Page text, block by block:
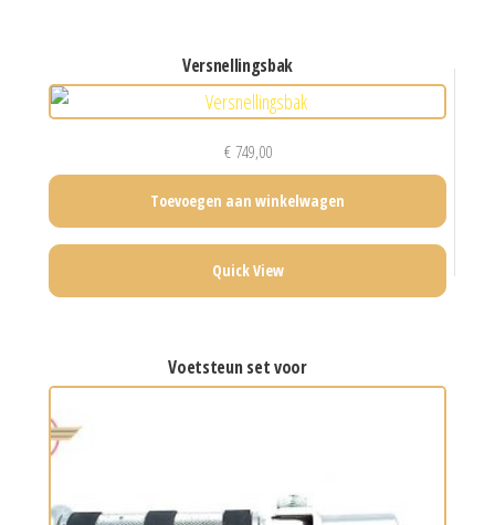
versnellingsbak
€749,00
Toevoegen aan winkelwagen
Quick View
voetsteun set voor